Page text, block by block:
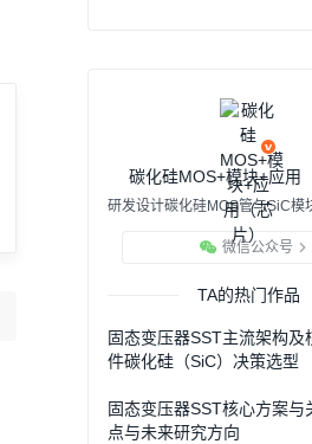
碳化硅MOS+模块+应用
微信公众号
TA的热门作品
固态变压器SST主流架构及
件碳化硅（SiC）决策选型
固态变压器SST核心方案与
点与未来研究方向